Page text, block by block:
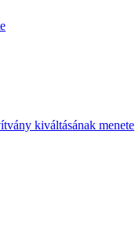
kiváltásának menete